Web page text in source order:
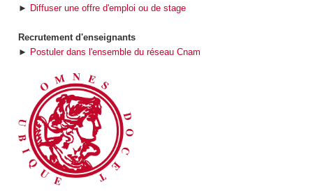
► Diffuser une offre d'emploi ou de stage
Recrutement d'enseignants
► Postuler dans l'ensemble du réseau Cnam